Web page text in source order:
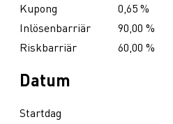
Kupong
0,65 %
Inlösenbarriär
90,00 %
Riskbarriär
60,00 %
Datum
Startdag